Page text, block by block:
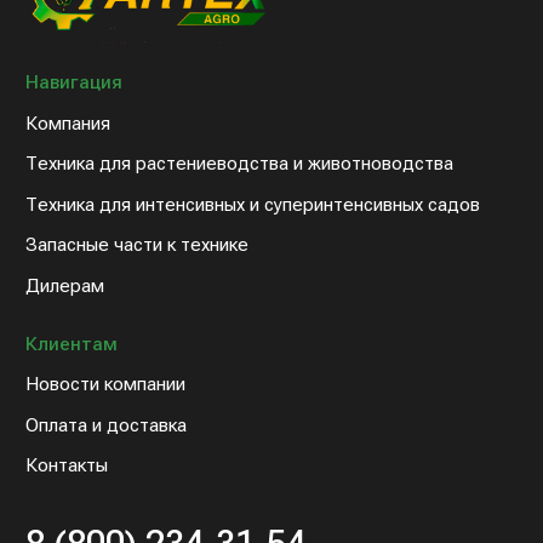
8 (800) 234-31-54
sales@artex-agro.com
Политика конфедициальности
© 2022 Артэкс-Агро
Контакты